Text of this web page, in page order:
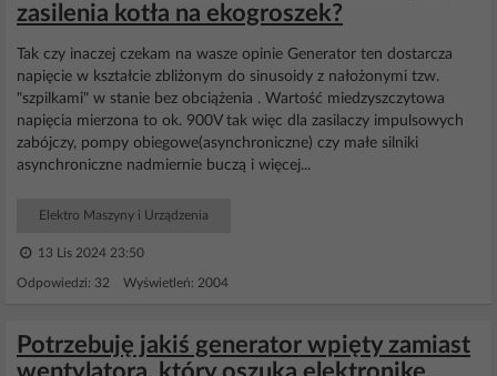
zasilenia kotła na ekogroszek?
Tak czy inaczej czekam na wasze opinie Generator ten dostarcza
napięcie w kształcie zbliżonym do sinusoidy z nałożonymi tzw.
"szpilkami" w stanie bez obciążenia . Wartość miedzyszczytowa
napięcia mierzona to ok. 900V tak więc dla zasilaczy impulsowych
zabójczy, pompy obiegowe(asynchroniczne) czy małe silniki
asynchroniczne nadmiernie buczą i więcej...
Elektro Maszyny i Urządzenia
13 Lis 2024 23:50
Odpowiedzi: 32 Wyświetleń: 2004
Potrzebuję jakiś generator wpięty zamiast